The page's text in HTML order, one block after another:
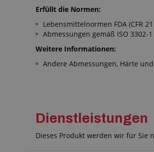
Erfüllt die Normen:
Lebensmittelnormen FDA (CFR
Abmessungen gemäß ISO 3302-1
Weitere Informationen:
Andere Abmessungen, Härte
Dienstleistungen
Dieses Produkt werden wir für Sie